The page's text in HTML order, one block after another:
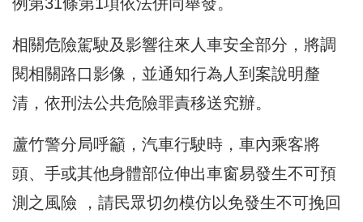
相關危險駕駛及影響往來人車安全部分，將調
閱相關路口影像，並通知行為人到案說明釐
清，依刑法公共危險罪責移送究辦。
蘆竹警分局呼籲，汽車行駛時，車內乘客將
頭、手或其他身體部位伸出車窗易發生不可預
測之風險 ，請民眾切勿模仿以免發生不可挽回